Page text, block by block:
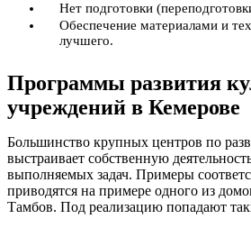
Нет подготовки
Обеспечение материалами и
лучшего.
Программы развития
учреждений в Кемерове
Большинство крупных центров по
выстраивает собственную
выполняемых задач. Примеры
приводятся на примере одного из
Тамбов. Под реализацию попадают